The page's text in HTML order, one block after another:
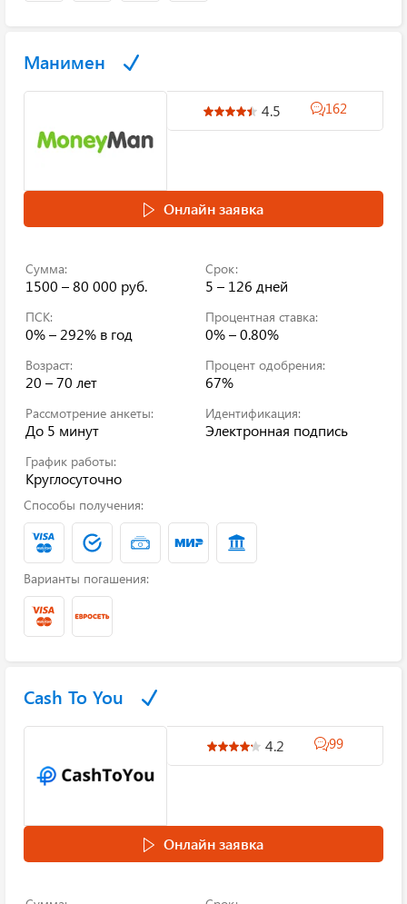
Манимен
4.5 162
Онлайн заявка
Сумма:
1500 – 80 000 руб.
Срок:
5 – 126 дней
ПСК:
0% – 292% в год
Процентная ставка:
0% – 0.80%
Возраст:
20 – 70 лет
Процент одобрения:
67%
Рассмотрение анкеты:
До 5 минут
Идентификация:
Электронная подпись
График работы:
Круглосуточно
Способы получения:
Варианты погашения:
Cash To You
4.2 99
Онлайн заявка